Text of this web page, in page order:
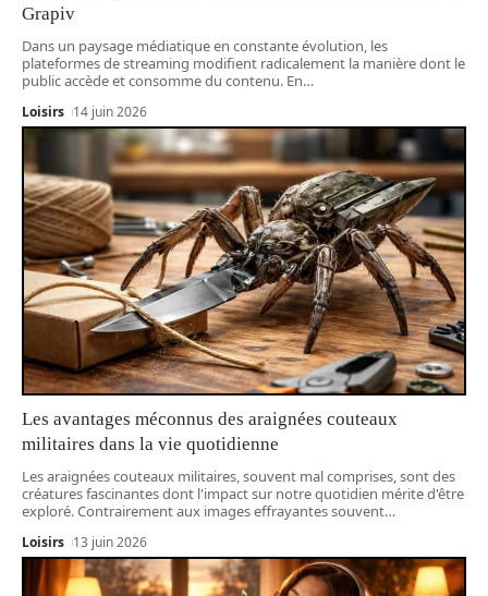
Grapiv
Dans un paysage médiatique en constante évolution, les
plateformes de streaming modifient radicalement la manière dont le
public accède et consomme du contenu. En…
Loisirs 14 juin 2026
Les avantages méconnus des araignées couteaux
militaires dans la vie quotidienne
Les araignées couteaux militaires, souvent mal comprises, sont des
créatures fascinantes dont l'impact sur notre quotidien mérite d'être
exploré. Contrairement aux images effrayantes souvent…
Loisirs 13 juin 2026